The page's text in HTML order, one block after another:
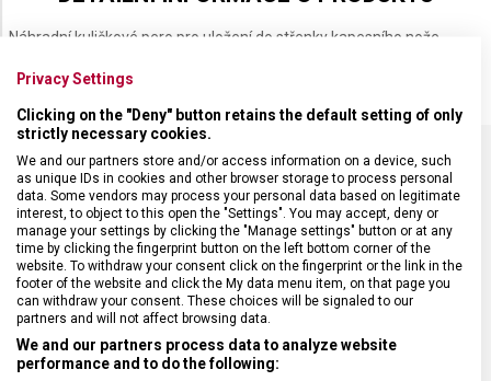
Náhradní kuličkové pero pro uložení do střenky kapesního nože
SPECIFIKACE PRODUKTU
DRUH ZBOŽÍ Kapesní nože
ZÁRUKA 24 měsíců
Privacy Settings
Clicking on the "Deny" button retains the default setting of only
strictly necessary cookies.
We and our partners store and/or access information on a device, such
as unique IDs in cookies and other browser storage to process personal
data. Some vendors may process your personal data based on legitimate
interest, to object to this open the "Settings". You may accept, deny or
manage your settings by clicking the "Manage settings" button or at any
time by clicking the fingerprint button on the left bottom corner of the
website. To withdraw your consent click on the fingerprint or the link in the
footer of the website and click the My data menu item, on that page you
can withdraw your consent. These choices will be signaled to our
partners and will not affect browsing data.
We and our partners process data to analyze website
performance and to do the following: